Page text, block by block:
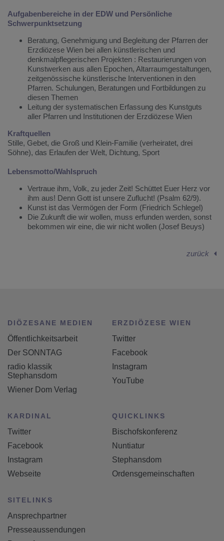
Aufgabenbereiche in der EDW und Persönliche
Schwerpunktsetzung
Beratung, Genehmigung und Begleitung der Pfarren der
Erzdiözese Wien bei allen künstlerischen und
denkmalpflegerischen Projekten : Restaurierungen von
Kunstwerken aus allen Epochen, Altarraumgestaltungen,
zeitgenössische künstlerische Interventionen in den
Pfarren. Schulungen, Beratungen und Fortbildungen zu
diesen Themen
Leitung der systematischen Erfassung des Kunstguts
aller Pfarren und Institutionen der Erzdiözese Wien
Kraftquellen
Stille, Gebet, die Groß und Klein-Familie (verheiratet, drei
Söhne), das Erlaufen der Welt, Dichtung, Sport
Lebensmotto/Wahlspruch
Vertraue ihm, Volk, zu jeder Zeit! Schüttet Euer Herz vor
ihm aus! Denn Gott ist unsere Zuflucht! (Psalm 62/9).
Kunst ist das Vermögen der Form (Friedrich Schlegel)
Die Zukunft die wir wollen, muss erfunden werden, sonst
bekommen wir eine, die wir nicht wollen (Josef Beuys)
zurück
DIÖZESANE MEDIEN
Öffentlichkeitsarbeit
Der SONNTAG
radio klassik
Stephansdom
Wiener Dom Verlag
ERZDIÖZESE WIEN
Twitter
Facebook
Instagram
YouTube
KARDINAL
Twitter
Facebook
Instagram
Webseite
QUICKLINKS
Bischofskonferenz
Nuntiatur
Stephansdom
Ordensgemeinschaften
SITELINKS
Ansprechpartner
Presseaussendungen